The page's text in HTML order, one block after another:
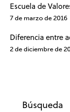
Escuela de
7 de marzo de 2016
Diferencia entre
2 de diciembre de
Búsqueda